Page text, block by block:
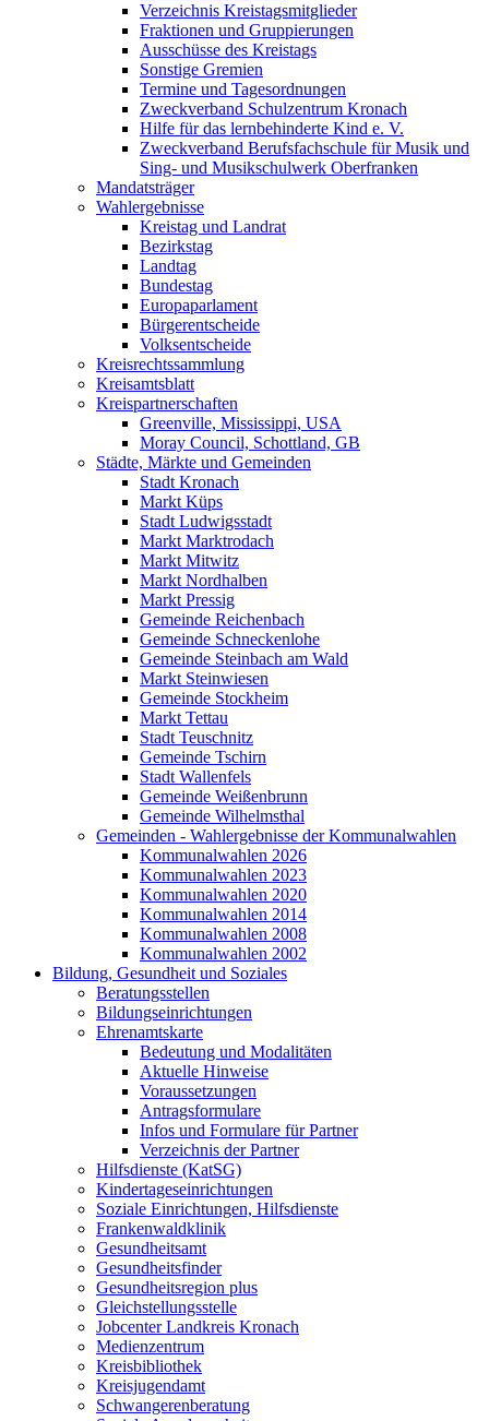
Verzeichnis Kreistagsmitglieder
Fraktionen und Gruppierungen
Ausschüsse des Kreistags
Sonstige Gremien
Termine und Tagesordnungen
Zweckverband Schulzentrum Kronach
Hilfe für das lernbehinderte Kind e. V.
Zweckverband Berufsfachschule für Musik und
Sing- und Musikschulwerk Oberfranken
Mandatsträger
Wahlergebnisse
Kreistag und Landrat
Bezirkstag
Landtag
Bundestag
Europaparlament
Bürgerentscheide
Volksentscheide
Kreisrechtssammlung
Kreisamtsblatt
Kreispartnerschaften
Greenville, Mississippi, USA
Moray Council, Schottland, GB
Städte, Märkte und Gemeinden
Stadt Kronach
Markt Küps
Stadt Ludwigsstadt
Markt Marktrodach
Markt Mitwitz
Markt Nordhalben
Markt Pressig
Gemeinde Reichenbach
Gemeinde Schneckenlohe
Gemeinde Steinbach am Wald
Markt Steinwiesen
Gemeinde Stockheim
Markt Tettau
Stadt Teuschnitz
Gemeinde Tschirn
Stadt Wallenfels
Gemeinde Weißenbrunn
Gemeinde Wilhelmsthal
Gemeinden - Wahlergebnisse der Kommunalwahlen
Kommunalwahlen 2026
Kommunalwahlen 2023
Kommunalwahlen 2020
Kommunalwahlen 2014
Kommunalwahlen 2008
Kommunalwahlen 2002
Bildung, Gesundheit und Soziales
Beratungsstellen
Bildungseinrichtungen
Ehrenamtskarte
Bedeutung und Modalitäten
Aktuelle Hinweise
Voraussetzungen
Antragsformulare
Infos und Formulare für Partner
Verzeichnis der Partner
Hilfsdienste (KatSG)
Kindertageseinrichtungen
Soziale Einrichtungen, Hilfsdienste
Frankenwaldklinik
Gesundheitsamt
Gesundheitsfinder
Gesundheitsregion plus
Gleichstellungsstelle
Jobcenter Landkreis Kronach
Medienzentrum
Kreisbibliothek
Kreisjugendamt
Schwangerenberatung